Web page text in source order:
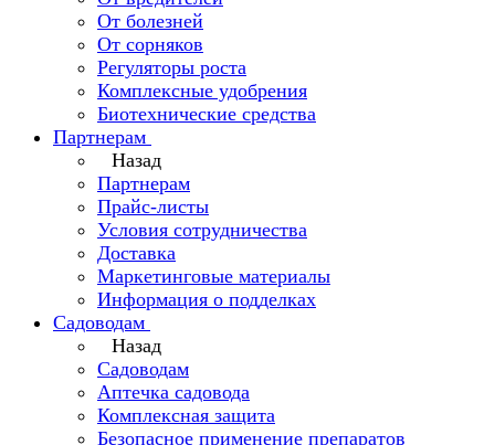
От болезней
От сорняков
Регуляторы роста
Комплексные удобрения
Биотехнические средства
Партнерам
Назад
Партнерам
Прайс-листы
Условия сотрудничества
Доставка
Маркетинговые материалы
Информация о подделках
Садоводам
Назад
Садоводам
Аптечка садовода
Комплексная защита
Безопасное применение препаратов